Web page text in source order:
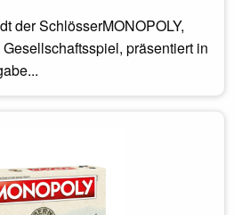
der SchlösserMONOPOLY,
präsentiert in